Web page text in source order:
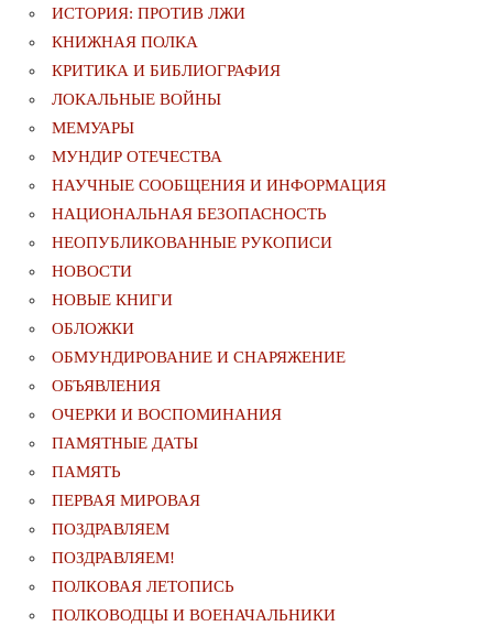
ИСТОРИЯ: ПРОТИВ ЛЖИ
КНИЖНАЯ ПОЛКА
КРИТИКА И БИБЛИОГРАФИЯ
ЛОКАЛЬНЫЕ ВОЙНЫ
МЕМУАРЫ
МУНДИР ОТЕЧЕСТВА
НАУЧНЫЕ СООБЩЕНИЯ И ИНФОРМАЦИЯ
НАЦИОНАЛЬНАЯ БЕЗОПАСНОСТЬ
НЕОПУБЛИКОВАННЫЕ РУКОПИСИ
НОВОСТИ
НОВЫЕ КНИГИ
ОБЛОЖКИ
ОБМУНДИРОВАНИЕ И СНАРЯЖЕНИЕ
ОБЪЯВЛЕНИЯ
ОЧЕРКИ И ВОСПОМИНАНИЯ
ПАМЯТНЫЕ ДАТЫ
ПАМЯТЬ
ПЕРВАЯ МИРОВАЯ
ПОЗДРАВЛЯЕМ
ПОЗДРАВЛЯЕМ!
ПОЛКОВАЯ ЛЕТОПИСЬ
ПОЛКОВОДЦЫ И ВОЕНАЧАЛЬНИКИ